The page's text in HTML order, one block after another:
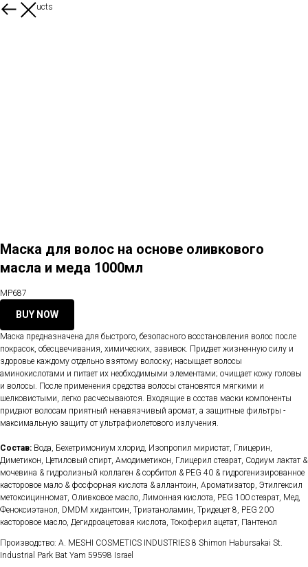
More products
Маска для волос на основе оливкового
масла и меда 1000мл
MP687
BUY NOW
Маска предназначена для быстрого, безопасного восстановления волос после
покрасок, обесцвечивания, химических, завивок. Придает жизненную силу и
здоровье каждому отдельно взятому волоску; насыщает волосы
аминокислотами и питает их необходимыми элементами; очищает кожу головы
и волосы. После применения средства волосы становятся мягкими и
шелковистыми, легко расчесываются. Входящие в состав маски компоненты
придают волосам приятный ненавязчивый аромат, а защитные фильтры -
максимальную защиту от ультрафиолетового излучения.
Состав: Вода, Бехетримониум хлорид, Изопропил миристат, Глицерин,
Диметикон, Цетиловый спирт, Амодиметикон, Глицерил стеарат, Содиум лактат &
мочевина & гидролизный коллаген & сорбитол & PEG 40 & гидрогенизированное
касторовое мало & фосфорная кислота & аллантоин, Ароматизатор, Этилгексил
метоксицинномат, Оливковое масло, Лимонная кислота, PEG 100 стеарат, Мед,
Феноксиэтанол, DMDM хидантоин, Триэтаноламин, Тридецет 8, PEG 200
касторовое масло, Дегидроацетовая кислота, Токоферил ацетат, Пантенол
Производство: A. MESHI COSMETICS INDUSTRIES 8 Shimon Habursakai St.
Industrial Park Bat Yam 59598 Israel